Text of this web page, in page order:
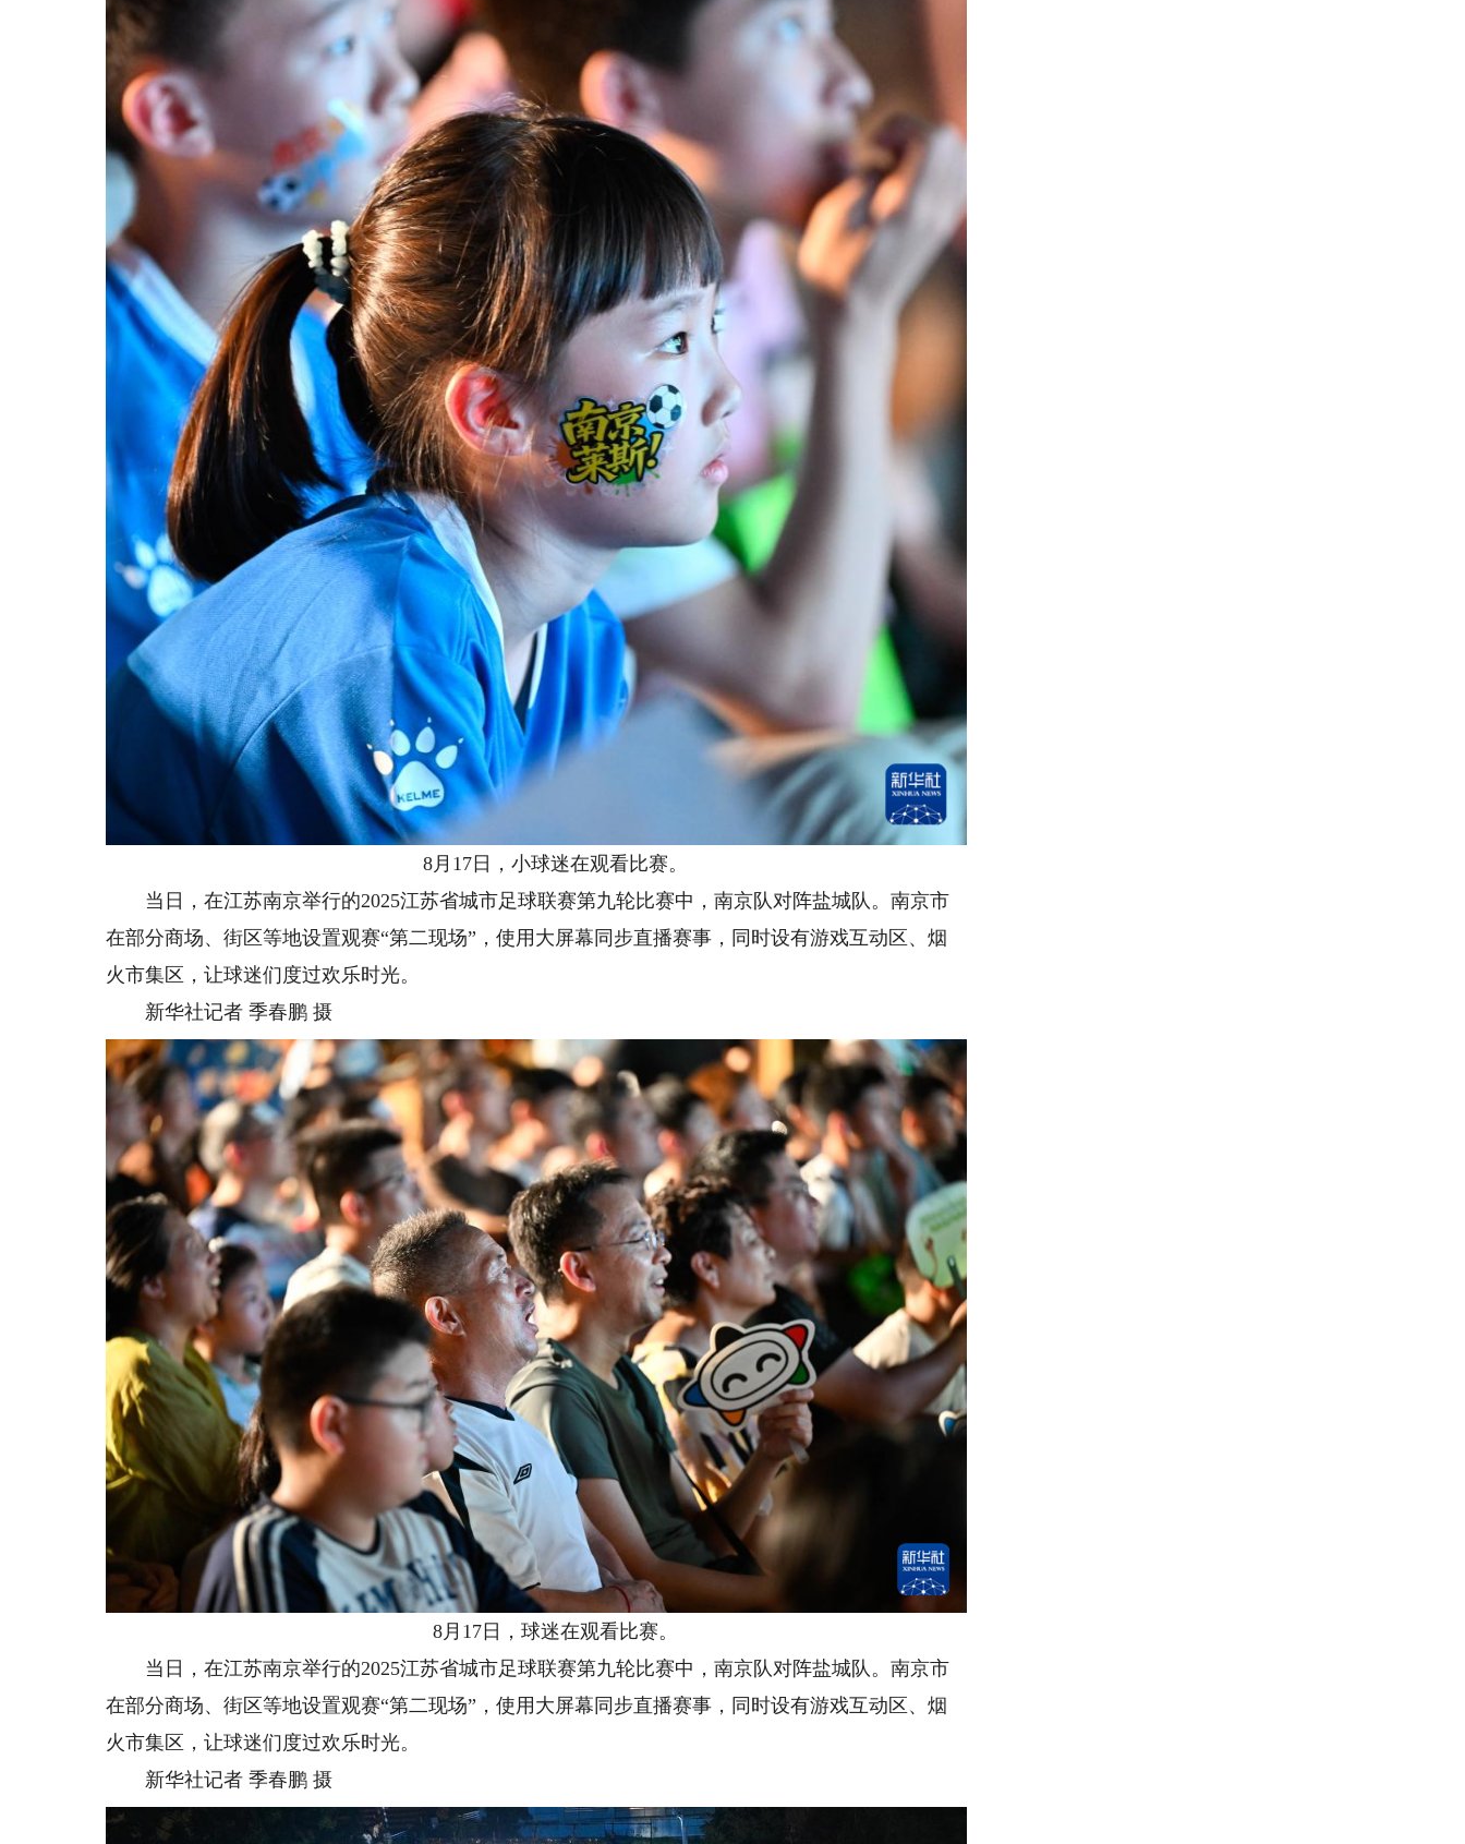
8月17日，小球迷在观看比赛。
当日，在江苏南京举行的2025江苏省城市足球联赛第九轮比赛中，南京队对阵盐城队。南京市
在部分商场、街区等地设置观赛“第二现场”，使用大屏幕同步直播赛事，同时设有游戏互动区、烟
火市集区，让球迷们度过欢乐时光。
新华社记者 季春鹏 摄
8月17日，球迷在观看比赛。
当日，在江苏南京举行的2025江苏省城市足球联赛第九轮比赛中，南京队对阵盐城队。南京市
在部分商场、街区等地设置观赛“第二现场”，使用大屏幕同步直播赛事，同时设有游戏互动区、烟
火市集区，让球迷们度过欢乐时光。
新华社记者 季春鹏 摄